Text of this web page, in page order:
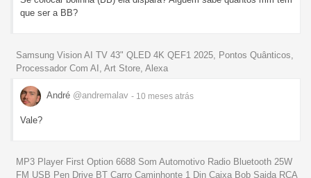
que ser a BB?
Samsung Vision AI TV 43" QLED 4K QEF1 2025, Pontos Quânticos,
Processador Com AI, Art Store, Alexa
André @andremalav - 10 meses atrás
Vale?
MP3 Player First Option 6688 Som Automotivo Radio Bluetooth 25W
FM USB Pen Drive BT Carro Caminhonte 1 Din Caixa Bob Saida RCA